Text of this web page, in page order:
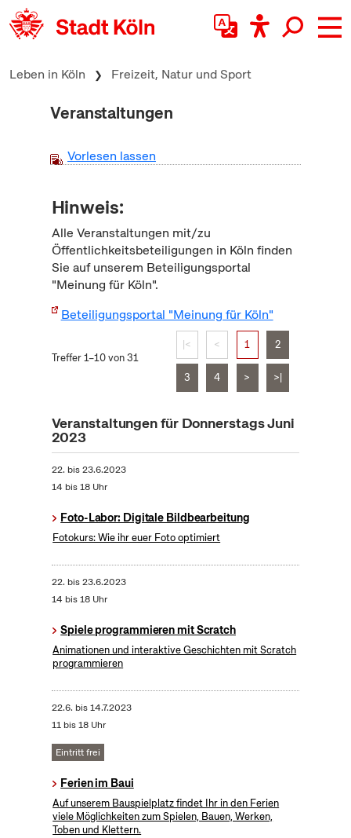
zum Inhalt springen
Leben in Köln Freizeit, Natur und Sport
Veranstaltungen
Vorlesen lassen
Hinweis:
Alle Veranstaltungen mit/zu
Öffentlichkeitsbeteiligungen in Köln finden
Sie auf unserem Beteiligungsportal
"Meinung für Köln".
Beteiligungsportal "Meinung für Köln"
Treffer 1–10 von 31
|< < 1 2
3 4 > >|
Veranstaltungen für Donnerstags Juni
2023
22. bis23.6.2023
14 bis 18 Uhr
Foto-Labor: Digitale Bildbearbeitung
Fotokurs: Wie ihr euer Foto optimiert
22. bis23.6.2023
14 bis 18 Uhr
Spiele programmieren mit Scratch
Animationen und interaktive Geschichten mit Scratch
programmieren
22.6. bis14.7.2023
11 bis 18 Uhr
Eintritt frei
Ferien im Baui
Auf unserem Bauspielplatz findet Ihr in den Ferien
viele Möglichkeiten zum Spielen, Bauen, Werken,
Toben und Klettern.